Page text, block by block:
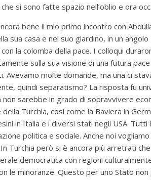
si sono fatte spazio nell’oblio e ora
bene il mio primo incontro con
sua casa e nel suo giardino, in un
la colomba della pace. I colloqui
sulla sua visione di una futura
Avevamo molte domande, ma una ci
quindi separatismo? La risposta fu
non sarebbe in grado di sopravvivere
Turchia, così come la Baviera in
in Italia e i diversi stati negli USA.
politica e sociale. Anche noi
Turchia però si è ancora più arretrati
democratica con regioni
le minoranze. Questo per uno Stato